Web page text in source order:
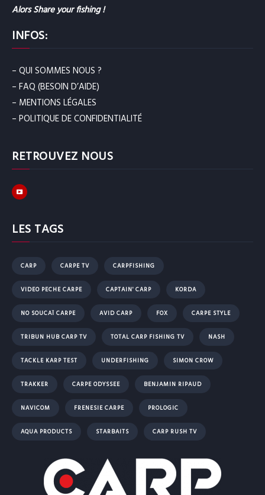
Alors Share your fishing !
INFOS:
– QUI SOMMES NOUS ?
– FAQ (BESOIN D’AIDE)
– MENTIONS LÉGALES
– POLITIQUE DE CONFIDENTIALITÉ
RETROUVEZ NOUS
LES TAGS
CARP CARPE TV CARPFISHING
VIDEO PECHE CARPE CAPTAIN' CARP KORDA
NO SOUCAÏ CARPE AVID CARP FOX CARPE STYLE
TRIBUN HUB CARP TV TOTAL CARP FISHING TV NASH
TACKLE KARP TEST UNDERFISHING SIMON CROW
TRAKKER CARPE ODYSSEE BENJAMIN RIPAUD
NAVICOM FRENESIE CARPE PROLOGIC
AQUA PRODUCTS STARBAITS CARP RUSH TV